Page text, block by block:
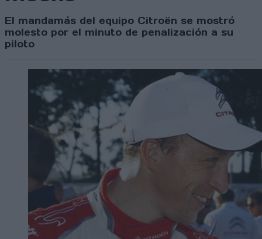
El mandamás del equipo Citroën se mostró
molesto por el minuto de penalización a su
piloto